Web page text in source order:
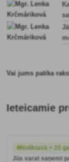
Vai jums patika
Ieteicamie
Noliktavā > 20
Jūs varat saņemt